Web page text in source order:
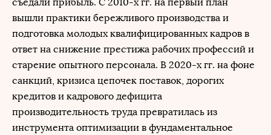
вышли практики бережливого производства и
подготовка молодых квалифицированных кадров в
ответ на снижение престижа рабочих профессий и
старение опытного персонала. В 2020-х гг. на фоне
санкций, кризиса цепочек поставок, дорогих
кредитов и кадрового дефицита
производительность труда превратилась из
инструмента оптимизации в фундаментальное